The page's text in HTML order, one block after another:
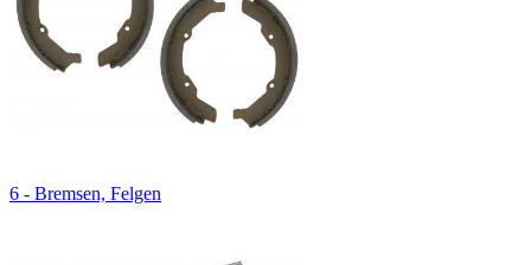
6 - Bremsen, Felgen